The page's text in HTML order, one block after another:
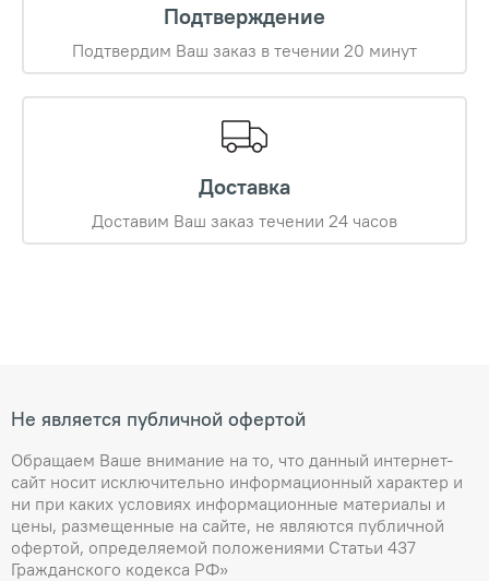
Подтверждение
Подтвердим Ваш заказ в течении 20 минут
Доставка
Доставим Ваш заказ течении 24 часов
Не является публичной офертой
Обращаем Ваше внимание на то, что данный интернет-
сайт носит исключительно информационный характер и
ни при каких условиях информационные материалы и
цены, размещенные на сайте, не являются публичной
офертой, определяемой положениями Статьи 437
Гражданского кодекса РФ»